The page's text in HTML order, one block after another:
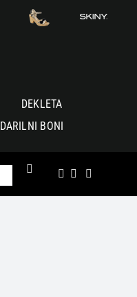
DEKLETA
DARILNI BONI